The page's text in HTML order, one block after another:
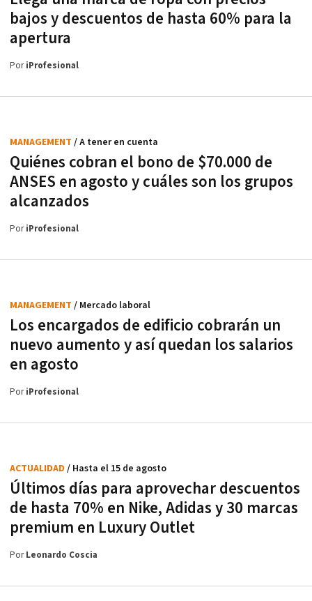
bajos y descuentos de hasta 60% para la
apertura
PoriProfesional
Quiénes cobran el bono de $70.000 de
ANSES en agosto y cuáles son los grupos
alcanzados
MANAGEMENT / A tener en cuenta
PoriProfesional
Los encargados de edificio cobrarán un
nuevo aumento y así quedan los salarios
en agosto
MANAGEMENT / Mercado laboral
PoriProfesional
Últimos días para aprovechar descuentos
de hasta 70% en Nike, Adidas y 30 marcas
premium en Luxury Outlet
ACTUALIDAD / Hasta el 15 de agosto
PorLeonardo Coscia